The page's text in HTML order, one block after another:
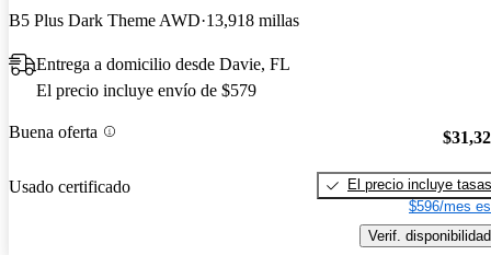
B5 Plus Dark Theme AWD 13,918 millas
Entrega a domicilio desde Davie, FL
El precio incluye envío de $579
Buena oferta
Usado certificado
El precio incluye tasas
$596/mes
Verif. disponibilidad